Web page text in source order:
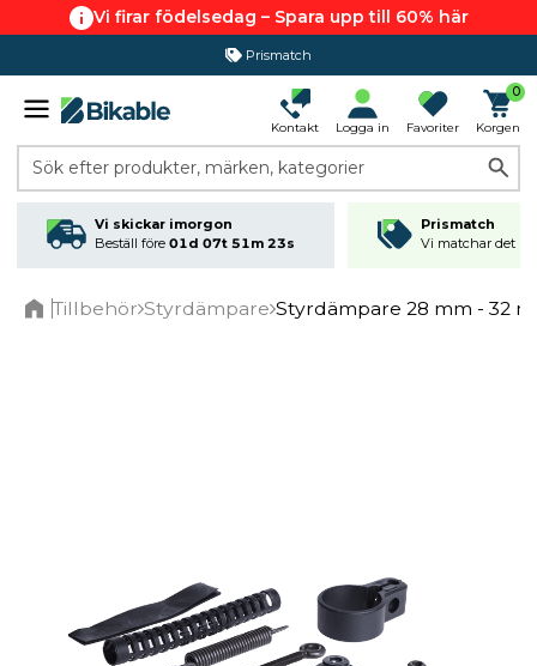
Vi firar födelsedag – Spara upp till 60% här
Prismatch
Kontakt Logga in Favoriter
0
Korgen
Sök efter produkter, märken, kategorier
Vi skickar imorgon
Beställ före 01d 07t 51m 23s
Prismatch
Vi matchar det
Tillbehör Styrdämpare Styrdämpare 28 mm - 32